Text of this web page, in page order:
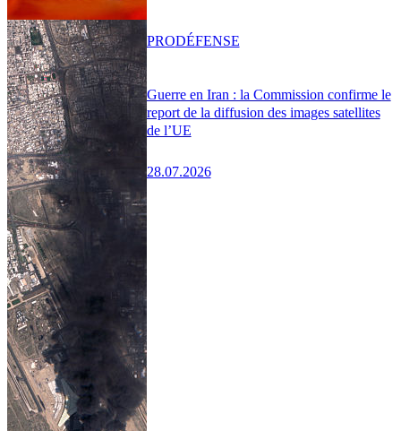
Guerre en Iran : la Commission confirme le
report de la diffusion des images satellites
de l’UE
28.07.2026
PRODÉFENSE